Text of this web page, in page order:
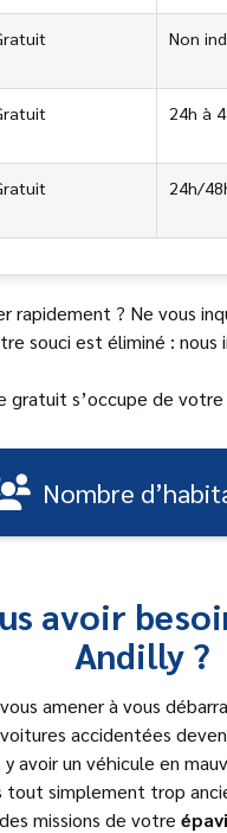
Non
24h à
24h/
rapidement ? Ne vous
souci est éliminé :
gratuit s’occupe de
Nombre
avoir
Andilly ?
amener à vous
accidentées
avoir un véhicule en
tout simplement trop
missions de votre